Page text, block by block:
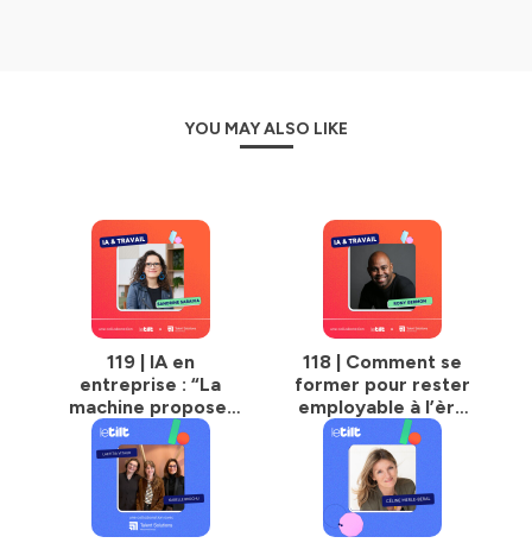
YOU MAY ALSO LIKE
119 | IA en
entreprise : “La
machine propose.
L’humain décide.”
118 | Comment se
former pour rester
employable à l’ère
de l’IA ?